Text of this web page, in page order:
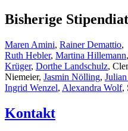
Bisherige
Maren Amini, Rainer Demattio,
Ruth Hebler, Martina Hillemann,
Krüger, Dorthe Landschulz,
Niemeier, Jasmin Nölling,
Ingrid Wenzel, Alexandra Wolf,
Kontakt